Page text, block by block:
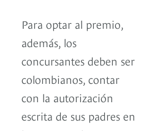
Para optar al premio,
además, los
concursantes deben ser
colombianos, contar
con la autorización
escrita de sus padres en